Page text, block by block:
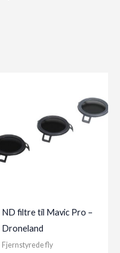
ND filtre til Mavic Pro –
Droneland
Fjernstyrede fly